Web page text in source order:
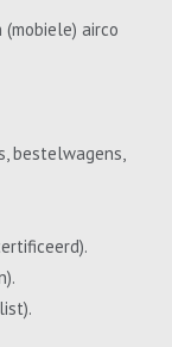
airco
bestelwagens,